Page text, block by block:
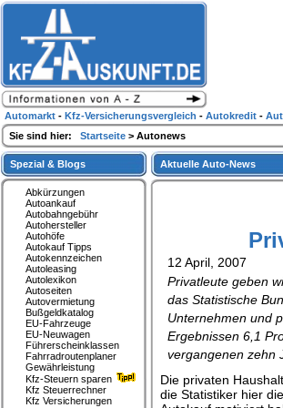
Aktuelle Auto-News
12 April, 2007
Privatleute geben
das Statistische
Unternehmen und
Ergebnissen 6,1
vergangenen zehn
Die privaten
die Statistiker hier
Spezial & Blogs
Abkürzungen
Autoankauf
Autobahngebühr
Autohersteller
Autohöfe
Autokauf Tipps
Autokennzeichen
Autoleasing
Autolexikon
Autoseiten
Autovermietung
Bußgeldkatalog
EU-Fahrzeuge
EU-Neuwagen
Führerscheinklassen
Fahrradroutenplaner
Gewährleistung
Kfz-Steuern sparen
Kfz Steuerrechner
Kfz Versicherungen
Automarkt - Kfz-Versicherungsvergleich - Autokredit -
Sie sind hier: Startseite > Autonews